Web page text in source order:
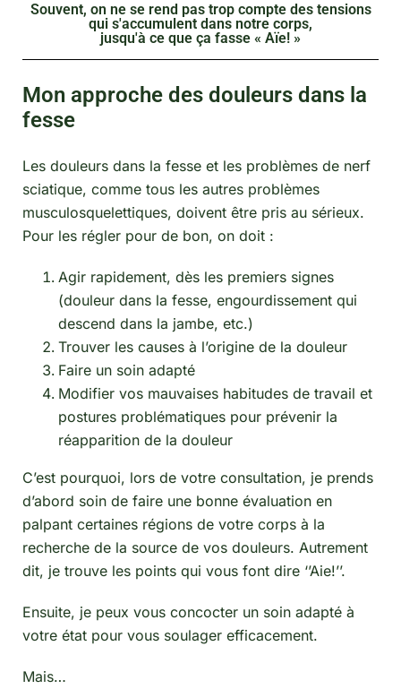
Souvent, on ne se rend pas trop compte des tensions
qui s'accumulent dans notre corps,
jusqu'à ce que ça fasse « Aïe! »
Mon approche des douleurs dans la
fesse
Les douleurs dans la fesse et les problèmes de nerf
sciatique, comme tous les autres problèmes
musculosquelettiques, doivent être pris au sérieux.
Pour les régler pour de bon, on doit :
Agir rapidement, dès les premiers signes
(douleur dans la fesse, engourdissement qui
descend dans la jambe, etc.)
Trouver les causes à l’origine de la douleur
Faire un soin adapté
Modifier vos mauvaises habitudes de travail et
postures problématiques pour prévenir la
réapparition de la douleur
C’est pourquoi, lors de votre consultation, je prends
d’abord soin de faire une bonne évaluation en
palpant certaines régions de votre corps à la
recherche de la source de vos douleurs. Autrement
dit, je trouve les points qui vous font dire ‘’Aie!’’.
Ensuite, je peux vous concocter un soin adapté à
votre état pour vous soulager efficacement.
Mais…